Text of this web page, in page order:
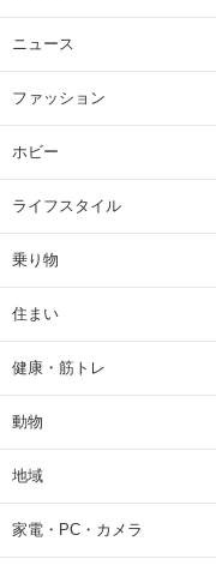
ニュース
ファッション
ホビー
ライフスタイル
乗り物
住まい
健康・筋トレ
動物
地域
家電・PC・カメラ